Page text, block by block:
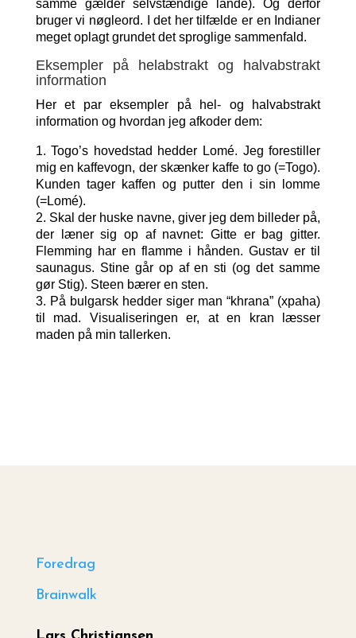
samme gælder selvstændige lande). Og derfor
bruger vi nøgleord. I det her tilfælde er en Indianer
meget oplagt grundet det sproglige sammenfald.
Eksempler på helabstrakt og halvabstrakt
information
Her et par eksempler på hel- og halvabstrakt
information og hvordan jeg afkoder dem:
1. Togo’s hovedstad hedder Lomé. Jeg forestiller
mig en kaffevogn, der skænker kaffe to go (=Togo).
Kunden tager kaffen og putter den i sin lomme
(=Lomé).
2. Skal der huske navne, giver jeg dem billeder på,
der læner sig op af navnet: Gitte er bag gitter.
Flemming har en flamme i hånden. Gustav er til
saunagus. Stine går op af en sti (og det samme
gør Stig). Steen bærer en sten.
3. På bulgarsk hedder siger man “khrana” (xpaha)
til mad. Visualiseringen er, at en kran læsser
maden på min tallerken.
Foredrag
Brainwalk